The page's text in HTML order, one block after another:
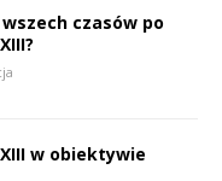
czasów po
w obiektywie